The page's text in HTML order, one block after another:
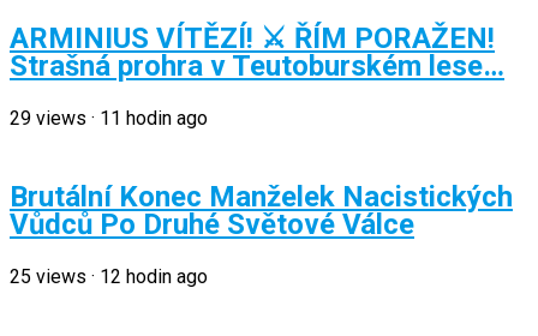
ARMINIUS VÍTĚZÍ! ⚔️ ŘÍM PORAŽEN!
Strašná prohra v Teutoburském lese…
29 views · 11 hodin ago
Brutální Konec Manželek Nacistických
Vůdců Po Druhé Světové Válce
25 views · 12 hodin ago